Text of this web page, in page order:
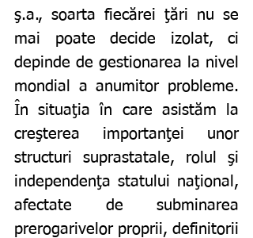
ş.a., soarta fiecărei ţări nu se
mai poate decide izolat, ci
depinde de gestionarea la nivel
mondial a anumitor probleme.
În situaţia în care asistăm la
creşterea importanţei unor
structuri suprastatale, rolul şi
independenţa statului naţional,
afectate de subminarea
prerogarivelor proprii, definitorii